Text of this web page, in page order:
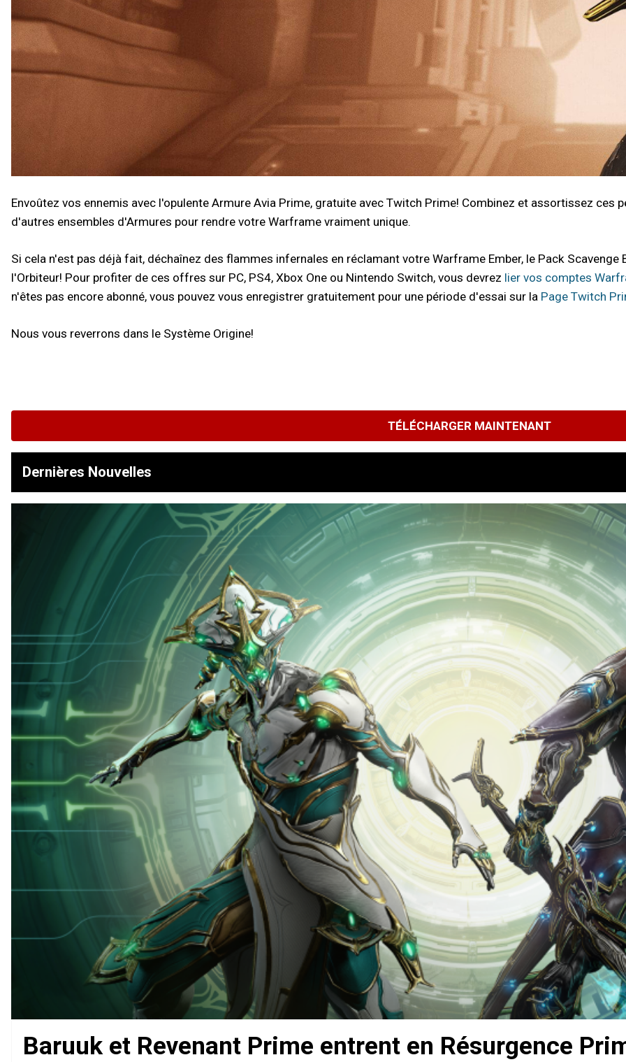
Envoûtez vos ennemis avec l'opulente Armure Avia Prime, gratuite avec Twitch Prime! Combinez et assortissez ces
d'autres ensembles d'Armures pour rendre votre Warframe vraiment unique.
Si cela n'est pas déjà fait, déchaînez des flammes infernales en réclamant votre Warframe Ember, le Pack
l'Orbiteur! Pour profiter de ces offres sur PC, PS4, Xbox One ou Nintendo Switch, vous devrez lier vos comptes
n'êtes pas encore abonné, vous pouvez vous enregistrer gratuitement pour une période d'essai sur la Page Twitch
Nous vous reverrons dans le Système Origine!
TÉLÉCHARGER MAINTENANT
Dernières Nouvelles
Baruuk et Revenant Prime entrent en Résurgence